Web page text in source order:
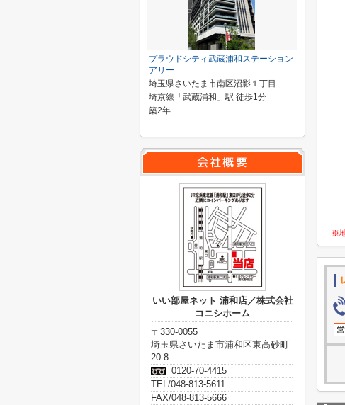
※
プラウドシティ武蔵浦和ステーション
アリー
埼玉県さいたま市南区沼影１丁目
埼京線「武蔵浦和」駅 徒歩1分
築2年
いい部屋ネット 浦和店／株式会社
コニシホーム
〒330-0055
埼玉県さいたま市浦和区東高砂町
20-8
0120-70-4415
TEL/048-813-5611
FAX/048-813-5666